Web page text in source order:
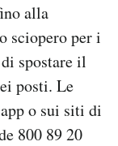
alla
sciopero per i
spostare il
posti. Le
o sui siti di
800 89 20